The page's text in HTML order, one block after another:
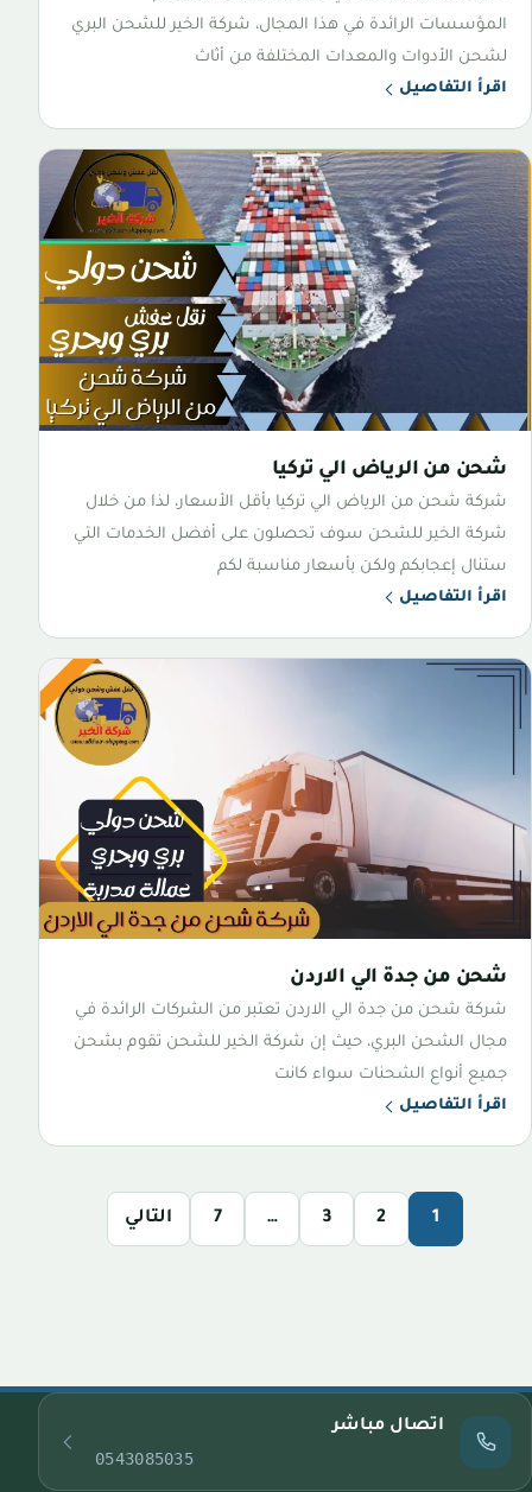
المؤسسات الرائدة في هذا المجال، شركة الخير للشحن البري
لشحن الأدوات والمعدات المختلفة من أثاث
اقرأ التفاصيل
شحن من الرياض الي تركيا
شركة شحن من الرياض الي تركيا بأقل الأسعار، لذا من خلال
شركة الخير للشحن سوف تحصلون على أفضل الخدمات التي
ستنال إعجابكم ولكن بأسعار مناسبة لكم
اقرأ التفاصيل
شحن من جدة الي الاردن
شركة شحن من جدة الي الاردن تعتبر من الشركات الرائدة في
مجال الشحن البري، حيث إن شركة الخير للشحن تقوم بشحن
جميع أنواع الشحنات سواء كانت
اقرأ التفاصيل
1
2
3
…
7 التالي
اتصال مباشر
0543085035